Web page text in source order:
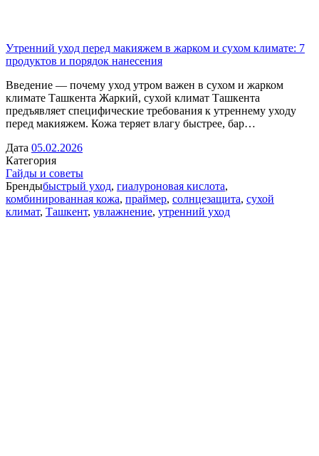
Утренний уход перед макияжем в жарком и сухом климате: 7
продуктов и порядок нанесения
Введение — почему уход утром важен в сухом и жарком
климате Ташкента Жаркий, сухой климат Ташкента
предъявляет специфические требования к утреннему уходу
перед макияжем. Кожа теряет влагу быстрее, бар…
Дата 05.02.2026
Категория
Гайды и советы
Брендыбыстрый уход, гиалуроновая кислота,
комбинированная кожа, праймер, солнцезащита, сухой
климат, Ташкент, увлажнение, утренний уход